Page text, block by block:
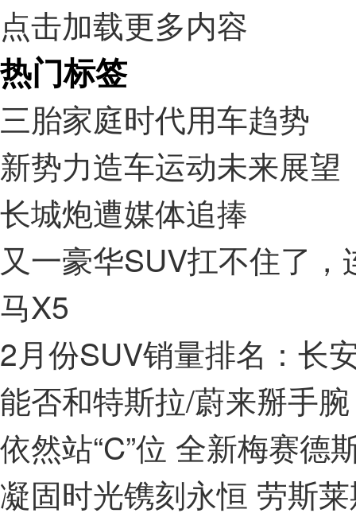
点击加载更多内容
热门标签
三胎家庭时代用车趋势
新势力造车运动未来展望
长城炮遭媒体追捧
又一豪华SUV扛不住了
马X5
2月份SUV销量排名：长
能否和特斯拉/蔚来掰手
依然站“C”位 全新梅赛德
凝固时光镌刻永恒 劳斯